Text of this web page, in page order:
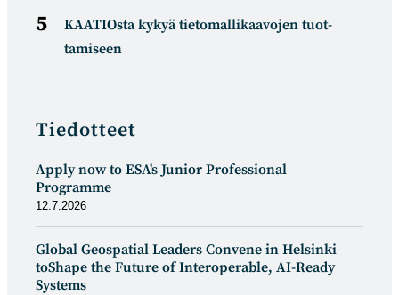
KAATIOsta kykyä tietomal­likaa­vojen tuot­
tamiseen
Tiedotteet
Apply now to ESA's Junior Professional
Programme
12.7.2026
Global Geospatial Leaders Convene in Helsinki
toShape the Future of Interoperable, AI-Ready
Systems